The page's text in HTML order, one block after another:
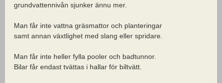
grundvattennivån sjunker ännu mer.
Man får inte vattna gräsmattor och planteringar
samt annan växtlighet med slang eller spridare.
Man får inte heller fylla pooler och badtunnor.
Bilar får endast tvättas i hallar för biltvätt.